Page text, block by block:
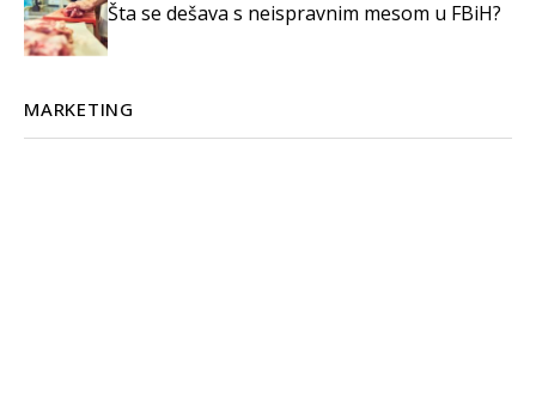
Šta se dešava s neispravnim mesom u FBiH?
MARKETING